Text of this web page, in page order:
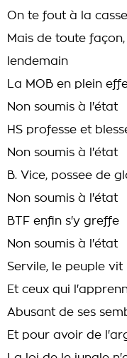
On te fout à la
Mais de toute
lendemain
La MOB en plein
Non soumis à l'état
HS professe et
Non soumis à l'état
B. Vice, possee de
Non soumis à l'état
BTF enfin s'y greffe
Non soumis à l'état
Servile, le peuple
Et ceux qui
Abusant de ses
Et pour avoir de